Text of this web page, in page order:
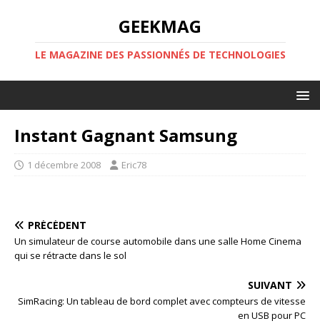
GEEKMAG
LE MAGAZINE DES PASSIONNÉS DE TECHNOLOGIES
Instant Gagnant Samsung
1 décembre 2008 Eric78
PRÉCÉDENT
Un simulateur de course automobile dans une salle Home Cinema
qui se rétracte dans le sol
SUIVANT
SimRacing: Un tableau de bord complet avec compteurs de vitesse
en USB pour PC